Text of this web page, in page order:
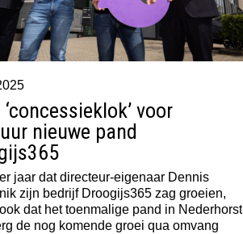
‘concessieklok’ voor
nieuwe pand
jaar dat directeur-eigenaar Dennis
zijn bedrijf Droogijs365 zag groeien,
dat het toenmalige pand in Nederhorst
de nog komende groei qua omvang